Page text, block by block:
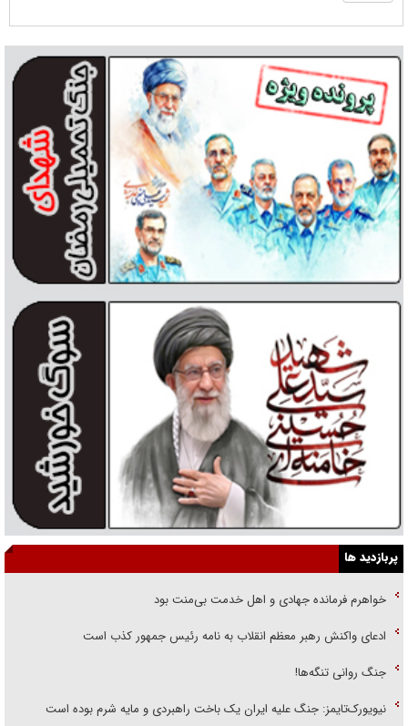
پربازدید ها
خواهرم فرمانده جهادی و اهل خدمت بی‌منت بود
ادعای واکنش رهبر معظم انقلاب به نامه رئیس جمهور کذب است
جنگ روانی تنگه‌ها!
نیویورک‌تایمز: جنگ علیه ایران یک باخت راهبردی و مایه شرم بوده است